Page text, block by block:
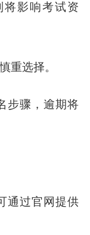
影响考试资
重选择。
步骤，逾期将
通过官网提供